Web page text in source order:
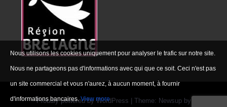
Proudly powered by WordPress Theme: Newsup by
Nous utilisons les cookies uniquement pour analyser le trafic sur notre site.
Nous ne partageons pas d'informations avec qui que ce soit. Ceci n'est pas
un site commercial et vous n'aurez, à aucun moment, à fournir
d'informations bancaires.View more